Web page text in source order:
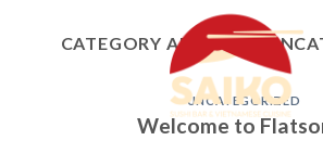
CATEGORY ARCHIVES:
UNCATEGORIZED
Welcome to